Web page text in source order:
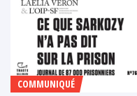
COMMUNIQUÉ